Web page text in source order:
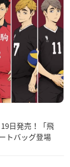
日発売！「飛
トバッグ登場